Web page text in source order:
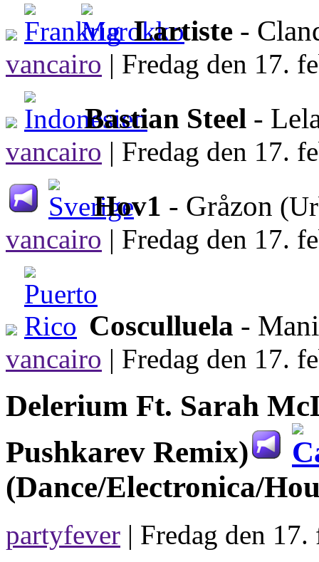
Lartiste -
vancairo | Fredag den 17.
Bastian Steel -
vancairo | Fredag den 17.
Hov1 - Gråzon
vancairo | Fredag den 17.
Cosculluela -
vancairo | Fredag den 17.
Delerium Ft. Sarah
Pushkarev Remix)
(Dance/Electronica/
partyfever | Fredag den